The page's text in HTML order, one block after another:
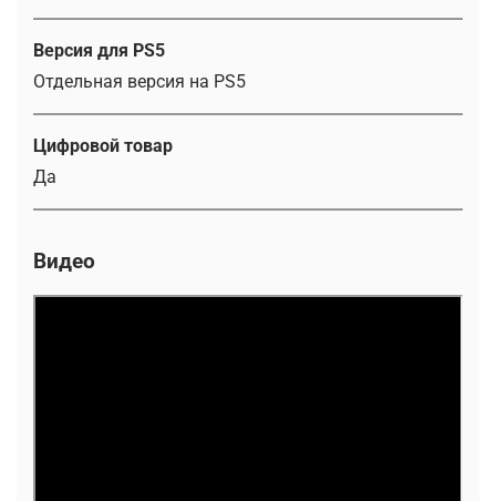
Версия для PS5
Отдельная версия на PS5
Цифровой товар
Да
Видео